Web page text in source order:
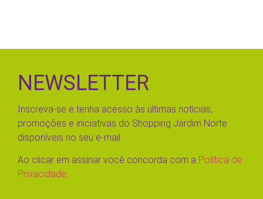
NEWSLETTER
Inscreva-se e tenha acesso às últimas notícias,
promoções e iniciativas do Shopping Jardim Norte
disponíveis no seu e-mail.
Ao clicar em assinar você concorda com a Política de
Privacidade.